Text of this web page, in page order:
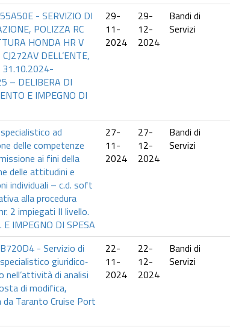
- SERVIZIO DI
POLIZZA RC
HONDA HR V
DELL’ENTE,
31.10.2024-
– DELIBERA DI
E IMPEGNO DI
29-
11-
2024
29-
12-
2024
Bandi di
Servizi
ad
delle competenze
ai fini della
delle attitudini e
individuali – c.d. soft
alla procedura
2 impiegati II livello.
IMPEGNO DI SPESA
27-
11-
2024
27-
12-
2024
Bandi di
Servizi
- Servizio di
giuridico‐
nell’attività di analisi
di modifica,
Taranto Cruise Port
22-
11-
2024
22-
12-
2024
Bandi di
Servizi